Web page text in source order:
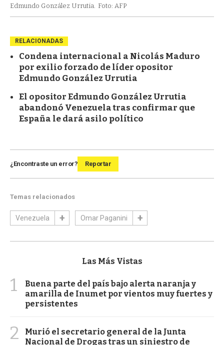
Edmundo González Urrutia. Foto: AFP
RELACIONADAS
Condena internacional a Nicolás Maduro
por exilio forzado de líder opositor
Edmundo González Urrutia
El opositor Edmundo González Urrutia
abandonó Venezuela tras confirmar que
España le dará asilo político
¿Encontraste un error? Reportar
Temas relacionados
Venezuela Omar Paganini
Las Más Vistas
1
Buena parte del país bajo alerta naranja y
amarilla de Inumet por vientos muy fuertes y
persistentes
2
Murió el secretario general de la Junta
Nacional de Drogas tras un siniestro de